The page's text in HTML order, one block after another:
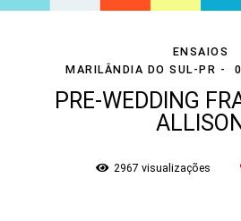
ENSAIOS
MARILÂNDIA DO SUL-PR
PRE-WEDDING
2967 visualizações